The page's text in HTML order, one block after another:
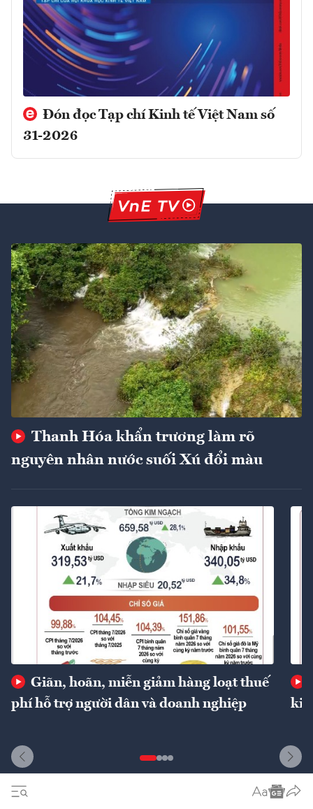
Đón đọc Tạp chí Kinh tế Việt Nam số
31-2026
Thanh Hóa khẩn trương làm rõ
nguyên nhân nước suối Xú đổi màu
Giãn, hoãn, miễn giảm hàng loạt thuế
phí hỗ trợ người dân và doanh nghiệp